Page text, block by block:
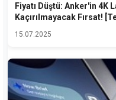
Fiyatı Düştü: Anker'in 4K
Kaçırılmayacak Fırsat!
15.07.2025